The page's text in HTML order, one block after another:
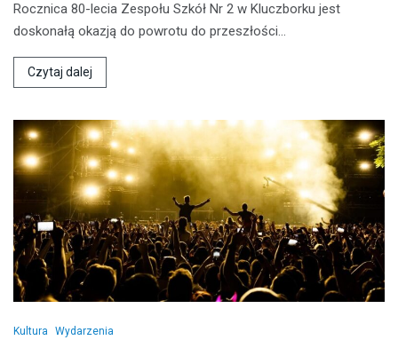
Rocznica 80-lecia Zespołu Szkół Nr 2 w Kluczborku jest
doskonałą okazją do powrotu do przeszłości…
Czytaj dalej
Kultura Wydarzenia